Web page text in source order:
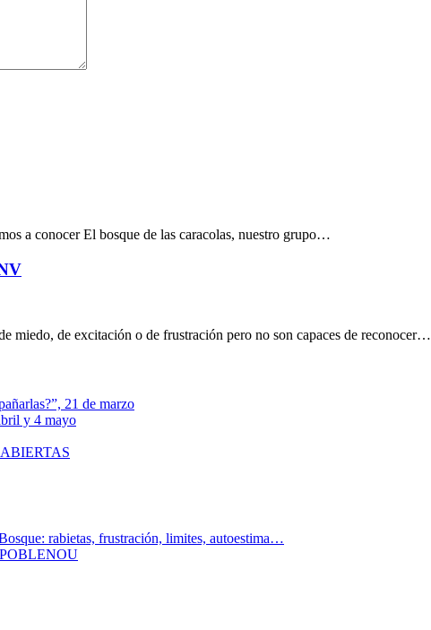
a conocer El bosque de las caracolas, nuestro grupo…
miedo, de excitación o de frustración pero no son capaces de reconocer…
21 de marzo
y 4 mayo
rabietas, frustración, limites, autoestima…